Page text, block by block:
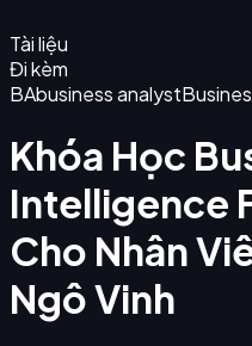
Tài liệu
Đi kèm
BAbusiness analyst
Khóa Học
Intelligence
Cho Nhân
Ngô Vinh